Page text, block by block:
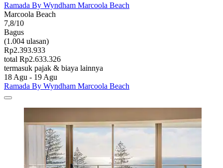
Ramada By Wyndham Marcoola Beach
Marcoola Beach
7,8/10
Bagus
(1.004 ulasan)
Rp2.393.933
total Rp2.633.326
termasuk pajak & biaya lainnya
18 Agu - 19 Agu
Ramada By Wyndham Marcoola Beach